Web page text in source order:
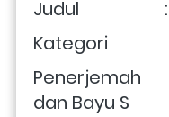
Judul                   :
Kategori
Penerjemah
dan Bayu S